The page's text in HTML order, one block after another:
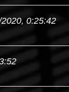
0:25:42